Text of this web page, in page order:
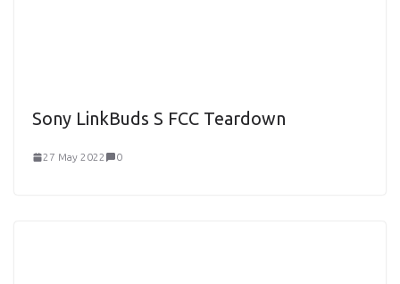
Sony LinkBuds S FCC Teardown
27 May 2022 0